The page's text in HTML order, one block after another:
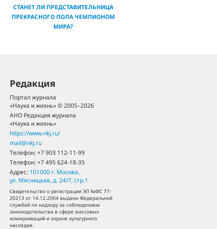
СТАНЕТ ЛИ ПРЕДСТАВИТЕЛЬНИЦА
ПРЕКРАСНОГО ПОЛА ЧЕМПИОНОМ
МИРА?
Редакция
Портал журнала
«Наука и жизнь» © 2005–2026
АНО Редакция журнала
«Наука и жизнь»
https://www.nkj.ru/
mail@nkj.ru
Телефон:+7 903 112-11-99
Телефон:+7 495 624-18-35
Адрес: 101000 г. Москва,
ул. Мясницкая, д. 24/7, стр.1
Свидетельство о регистрации ЭЛ №ФС 77-
20213 от 14.12.2004 выдано Федеральной
службой по надзору за соблюдением
законодательства в сфере массовых
коммуникаций и охране культурного
наследия.